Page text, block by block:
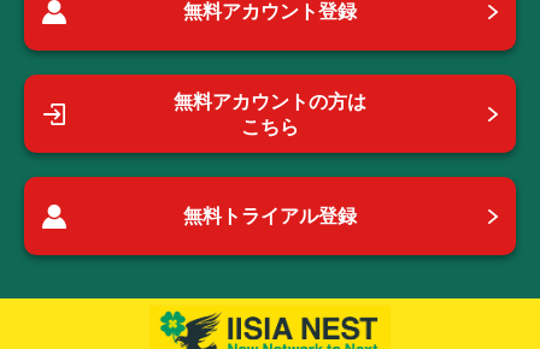
無料アカウント登録
無料アカウントの方は
こちら
無料トライアル登録